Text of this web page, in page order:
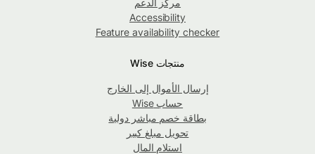
Accessibility
Feature availability checker
منتجات Wise
إرسال الأموال إلى الخارج
حساب Wise
بطاقة خصم مباشر دولية
تحويل مبلغ كبير
استلام المال